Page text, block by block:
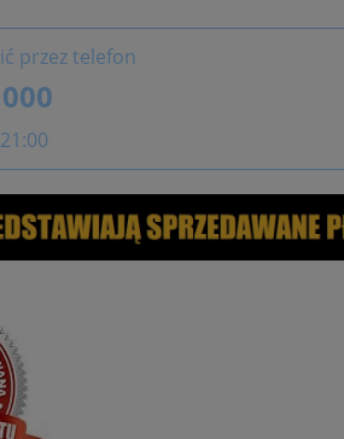
przez telefon